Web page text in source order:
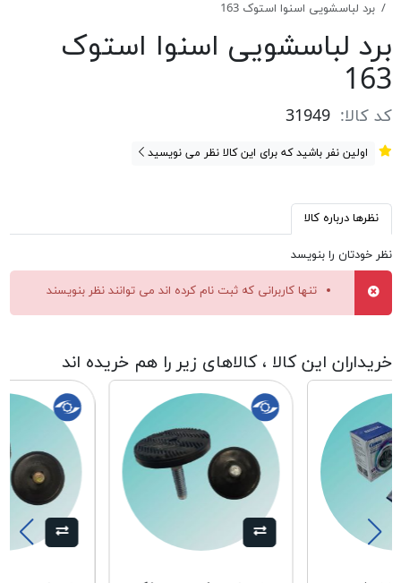
برد لباسشويی اسنوا استوک 163
برد لباسشويی اسنوا استوک
163
کد کالا: 31949
اولین نفر باشید که برای این کالا نظر می نویسید
نظرها درباره کالا
نظر خودتان را بنویسد
تنها کاربرانی که ثبت نام کرده اند می توانند نظر بنویسند
خریداران این کالا ، کالاهای زیر را هم خریده اند